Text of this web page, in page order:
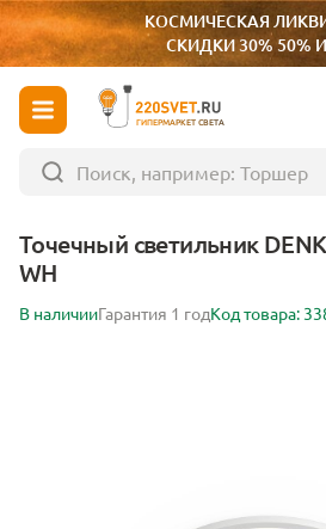
КОСМИЧЕСКАЯ
СКИДКИ 30% 50%
ГИПЕРМАРКЕТ СВЕТА
Точечный светильник
WH
В наличииГарантия 1 годКод товара: